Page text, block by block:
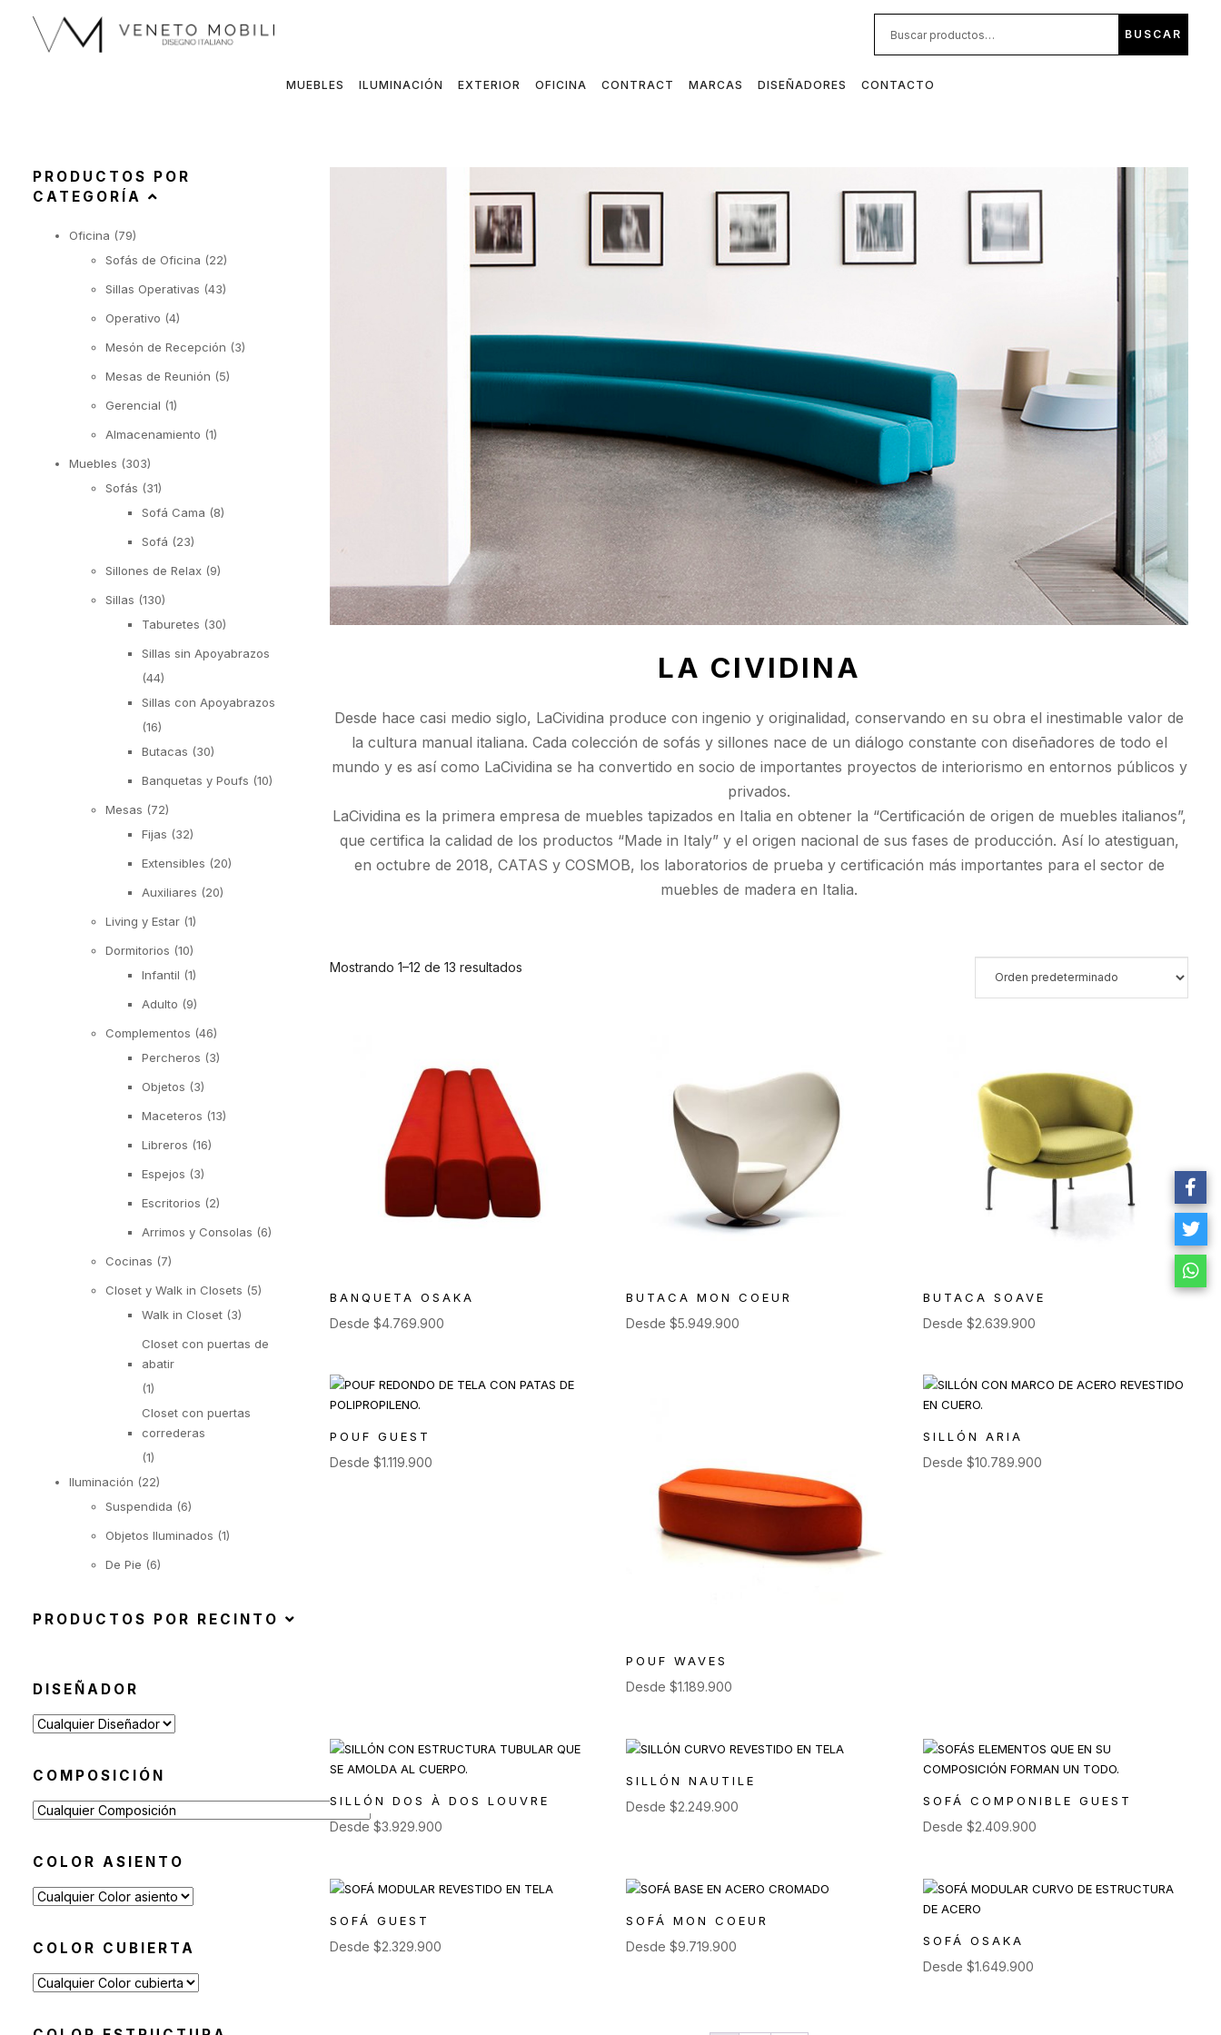
contenido
BUSCAR
MUEBLES ILUMINACIÓN EXTERIOR OFICINA CONTRACT MARCAS DISEÑADORES CONTACTO
LA CIVIDINA
Desde hace casi medio siglo, LaCividina produce con ingenio y originalidad, conservando en su obra el inestimable valor de
la cultura manual italiana. Cada colección de sofás y sillones nace de un diálogo constante con diseñadores de todo el
mundo y es así como LaCividina se ha convertido en socio de importantes proyectos de interiorismo en entornos públicos y
privados.
LaCividina es la primera empresa de muebles tapizados en Italia en obtener la “Certificación de origen de muebles italianos”,
que certifica la calidad de los productos “Made in Italy” y el origen nacional de sus fases de producción. Así lo atestiguan,
en octubre de 2018, CATAS y COSMOB, los laboratorios de prueba y certificación más importantes para el sector de
muebles de madera en Italia.
Mostrando 1–12 de 13 resultados
BANQUETA OSAKA
Desde $4.769.900
BUTACA MON COEUR
Desde$5.949.900
BUTACA SOAVE
Desde $2.639.900
POUF GUEST
Desde $1.119.900
POUF WAVES
Desde$1.189.900
SILLÓN ARIA
Desde $10.789.900
SILLÓN DOS À DOS LOUVRE
Desde $3.929.900
SILLÓN NAUTILE
Desde$2.249.900 SOFÁ COMPONIBLE GUEST
Desde $2.409.900
SOFÁ GUEST
Desde $2.329.900
SOFÁ MON COEUR
Desde$9.719.900 SOFÁ OSAKA
Desde $1.649.900
PRODUCTOS POR
CATEGORÍA
Oficina (79)
Sofás de Oficina (22)
Sillas Operativas (43)
Operativo (4)
Mesón de Recepción (3)
Mesas de Reunión (5)
Gerencial (1)
Almacenamiento (1)
Muebles (303)
Sofás (31)
Sofá Cama (8)
Sofá (23)
Sillones de Relax (9)
Sillas (130)
Taburetes (30)
Sillas sin Apoyabrazos
(44)
Sillas con Apoyabrazos
(16)
Butacas (30)
Banquetas y Poufs (10)
Mesas (72)
Fijas (32)
Extensibles (20)
Auxiliares (20)
Living y Estar (1)
Dormitorios (10)
Infantil (1)
Adulto (9)
Complementos (46)
Percheros (3)
Objetos (3)
Maceteros (13)
Libreros (16)
Espejos (3)
Escritorios (2)
Arrimos y Consolas (6)
Cocinas (7)
Closet y Walk in Closets (5)
Walk in Closet (3)
Closet con puertas de
abatir
(1)
Closet con puertas
correderas
(1)
Iluminación (22)
Suspendida (6)
Objetos Iluminados (1)
De Pie (6)
Exterior (92)
Taburetes de Exterior
Apoyabrazos
(6)
(2)
Butacas de Exterior
Exterior
(19)
Reposeras(6)
PRODUCTOS POR RECINTO
DISEÑADOR
COMPOSICIÓN
COLOR ASIENTO
COLOR CUBIERTA